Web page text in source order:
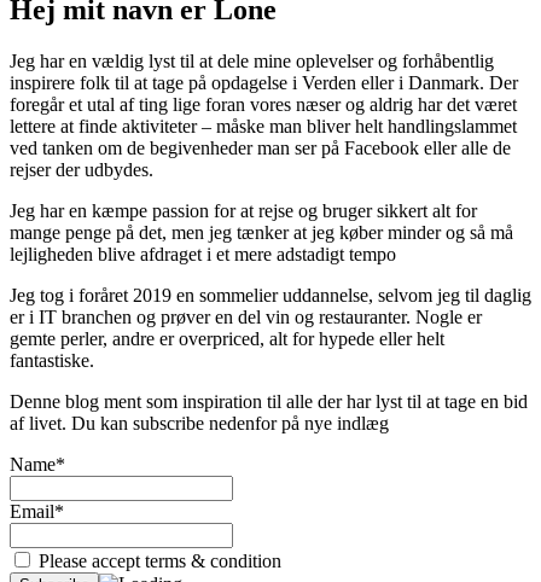
Hej mit navn er Lone
Jeg har en vældig lyst til at dele mine oplevelser og forhåbentlig
inspirere folk til at tage på opdagelse i Verden eller i Danmark. Der
foregår et utal af ting lige foran vores næser og aldrig har det været
lettere at finde aktiviteter – måske man bliver helt handlingslammet
ved tanken om de begivenheder man ser på Facebook eller alle de
rejser der udbydes.
Jeg har en kæmpe passion for at rejse og bruger sikkert alt for
mange penge på det, men jeg tænker at jeg køber minder og så må
lejligheden blive afdraget i et mere adstadigt tempo
Jeg tog i foråret 2019 en sommelier uddannelse, selvom jeg til daglig
er i IT branchen og prøver en del vin og restauranter. Nogle er
gemte perler, andre er overpriced, alt for hypede eller helt
fantastiske.
Denne blog ment som inspiration til alle der har lyst til at tage en bid
af livet. Du kan subscribe nedenfor på nye indlæg
Name*
Email*
Please accept terms & condition